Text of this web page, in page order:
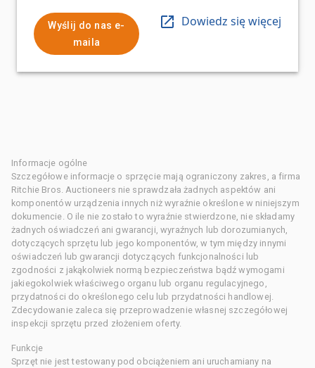
Wyślij do nas e-
maila
Dowiedz się więcej
Informacje ogólne
Szczegółowe informacje o sprzęcie mają ograniczony zakres, a firma
Ritchie Bros. Auctioneers nie sprawdzała żadnych aspektów ani
komponentów urządzenia innych niż wyraźnie określone w niniejszym
dokumencie. O ile nie zostało to wyraźnie stwierdzone, nie składamy
żadnych oświadczeń ani gwarancji, wyraźnych lub dorozumianych,
dotyczących sprzętu lub jego komponentów, w tym między innymi
oświadczeń lub gwarancji dotyczących funkcjonalności lub
zgodności z jakąkolwiek normą bezpieczeństwa bądź wymogami
jakiegokolwiek właściwego organu lub organu regulacyjnego,
przydatności do określonego celu lub przydatności handlowej.
Zdecydowanie zaleca się przeprowadzenie własnej szczegółowej
inspekcji sprzętu przed złożeniem oferty.
Funkcje
Sprzęt nie jest testowany pod obciążeniem ani uruchamiany na